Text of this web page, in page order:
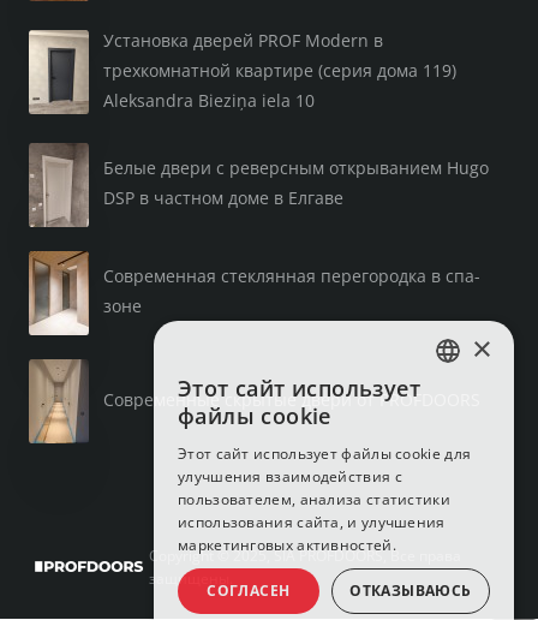
Установка дверей PROF Modern в
трехкомнатной квартире (серия дома 119)
Aleksandra Bieziņa iela 10
Белые двери с реверсным открыванием Hugo
DSP в частном доме в Елгаве
Современная стеклянная перегородка в спа-
зоне
Современные скрытые двери от PROFDOORS
Copyright © 2025, SIA PROFDOORS, Все права
защищены.
×
Этот сайт использует
файлы cookie
Этот сайт использует файлы cookie для
улучшения взаимодействия с
пользователем, анализа статистики
использования сайта, и улучшения
маркетинговых активностей.
СОГЛАСЕН ОТКАЗЫВАЮСЬ